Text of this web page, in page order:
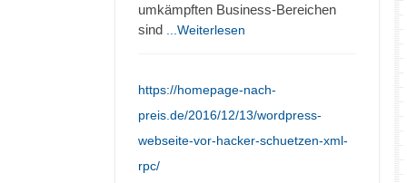
umkämpften Business-Bereichen
sind
...Weiterlesen
https://homepage-nach-
preis.de/2016/12/13/wordpress-
webseite-vor-hacker-schuetzen-xml-
rpc/